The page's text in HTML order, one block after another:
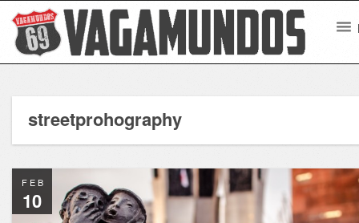
streetprohography
FEB
10